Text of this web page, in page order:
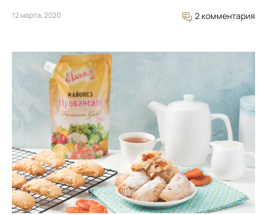
12 марта, 2020 2 комментария